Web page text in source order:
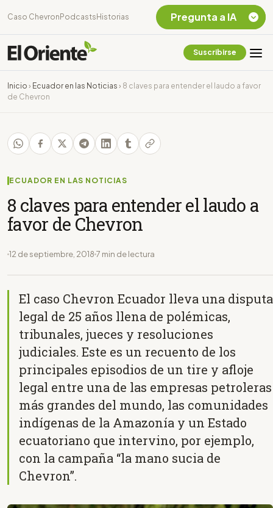
Caso Chevron Podcasts Historias
Suscribirse
Inicio › Ecuador en las Noticias › 8 claves para entender el laudo a favor
de Chevron
ECUADOR EN LAS NOTICIAS
8 claves para entender el laudo a
favor de Chevron
12 de septiembre, 2018 7 min de lectura
El caso Chevron Ecuador lleva una disputa
legal de 25 años llena de polémicas,
tribunales, jueces y resoluciones
judiciales. Este es un recuento de los
principales episodios de un tire y afloje
legal entre una de las empresas petroleras
más grandes del mundo, las comunidades
indígenas de la Amazonía y un Estado
ecuatoriano que intervino, por ejemplo,
con la campaña “la mano sucia de
Chevron”.
Pregunta a IA
Chevron Ecuador